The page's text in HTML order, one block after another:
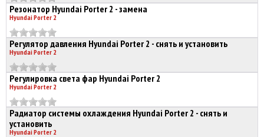
Резонатор Hyundai Porter 2 - замена
Hyundai Porter 2
Регулятор давления Hyundai Porter 2 - снять и установить
Hyundai Porter 2
Регулировка света фар Hyundai Porter 2
Hyundai Porter 2
Радиатор системы охлаждения Hyundai Porter 2 - снять и
установить
Hyundai Porter 2